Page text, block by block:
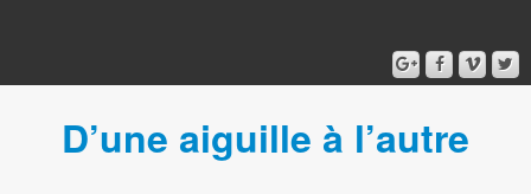
D’une aiguille à l’autre